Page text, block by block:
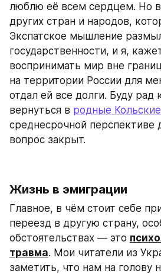
люблю её всем сердцем. Но
других стран и народов,
Экспатское мышление
государственности, и я,
воспринимать мир вне
на территории России для
отдал ей все долги. Буду рад
вернуться в родные
среднесрочной перспективе
вопрос закрыт.
Жизнь в эмиграции
Главное, в чём стоит себе
переезд в другую страну,
обстоятельствах — это
травма. Мои читатели из
заметить, что нам на голову